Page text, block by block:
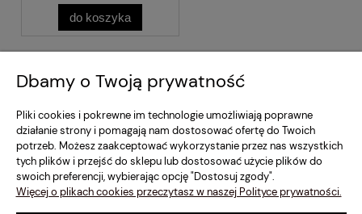
do koszyka
Dostawa i Płatność
Szybki Kontakt
Dbamy o Twoją prywatność
Pliki cookies i pokrewne im technologie umożliwiają poprawne
działanie strony i pomagają nam dostosować ofertę do Twoich
potrzeb. Możesz zaakceptować wykorzystanie przez nas wszystkich
tych plików i przejść do sklepu lub dostosować użycie plików do
swoich preferencji, wybierając opcję "Dostosuj zgody".
Więcej o plikach cookies przeczytasz w naszej Polityce prywatności.